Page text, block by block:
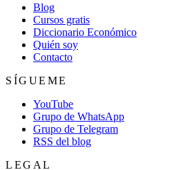
Blog
Cursos gratis
Diccionario Económico
Quién soy
Contacto
SÍGUEME
YouTube
Grupo de WhatsApp
Grupo de Telegram
RSS del blog
LEGAL